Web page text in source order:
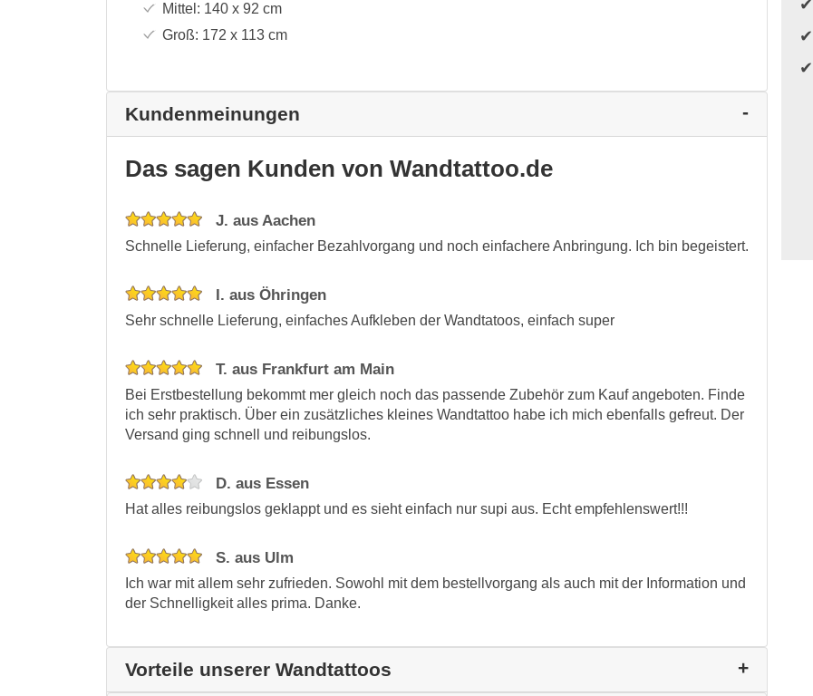
Mittel: 140 x 92 cm
Groß: 172 x 113cm
Kundenmeinungen
Das sagen Kunden von Wandtattoo.de
J. aus Aachen
Schnelle Lieferung, einfacher Bezahlvorgang und noch einfachere Anbringung. Ich bin begeistert.
I. aus Öhringen
Sehr schnelle Lieferung, einfaches Aufkleben der Wandtatoos, einfach super
T. aus Frankfurt am Main
Bei Erstbestellung bekommt mer gleich noch das passende Zubehör zum Kauf angeboten. Finde
ich sehr praktisch. Über ein zusätzliches kleines Wandtattoo habe ich mich ebenfalls gefreut. Der
Versand ging schnell und reibungslos.
D. aus Essen
Hat alles reibungslos geklappt und es sieht einfach nur supi aus. Echt empfehlenswert!!!
S. aus Ulm
Ich war mit allem sehr zufrieden. Sowohl mit dem bestellvorgang als auch mit der Information und
der Schnelligkeit alles prima. Danke.
Vorteile unserer Wandtattoos